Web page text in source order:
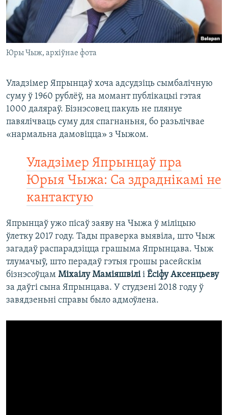
Юры Чыж, архіўнае фота
Уладзімер Япрынцаў хоча адсудзіць сымбалічную
суму ў 1960 рублёў, на момант публікацыі гэтая
1000 даляраў. Бізнэсовец пакуль не плянуе
павялічваць суму для спагнаньня, бо разьлічвае
«нармальна дамовіцца» з Чыжом.
Уладзімер Япрынцаў пра
Юрыя Чыжа: Са здраднікамі не
кантактую
Япрынцаў ужо пісаў заяву на Чыжа ў міліцыю
ўлетку 2017 году. Тады праверка выявіла, што Чыж
загадаў распарадзіцца грашыма Япрынцава. Чыж
тлумачыў, што перадаў гэтыя грошы расейскім
бізнэсоўцам Міхаілу Маміяшвіліі Ёсіфу Аксенцьеву
за даўгі сына Япрынцава. У студзені 2018 году ў
завядзеньні справы было адмоўлена.